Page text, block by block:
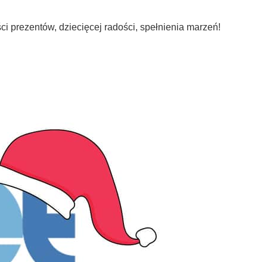
prezentów, dziecięcej radości, spełnienia marzeń!